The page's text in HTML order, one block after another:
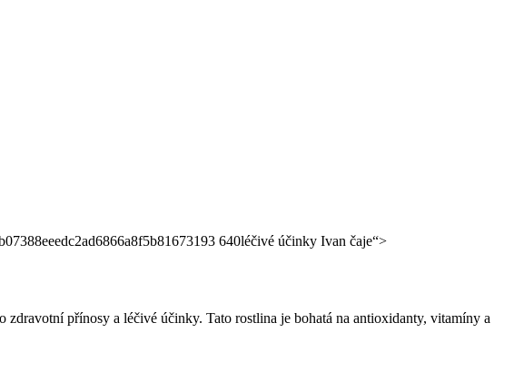
léčivé účinky Ivan čaje“>
přínosy a léčivé účinky. Tato rostlina je bohatá na antioxidanty, vitamíny a